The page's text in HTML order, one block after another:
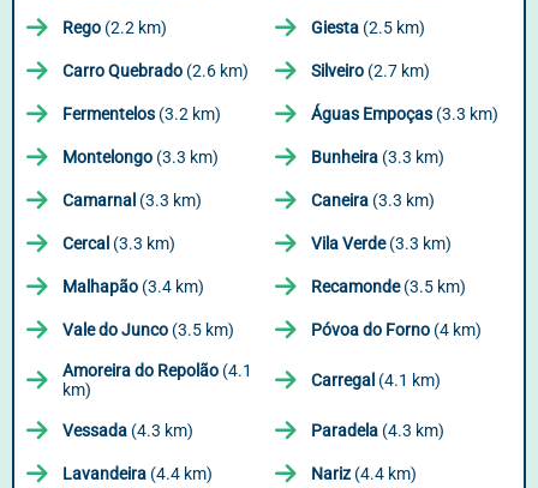
Rego (2.2 km) Giesta (2.5 km)
Carro Quebrado (2.6 km) Silveiro (2.7 km)
Fermentelos (3.2 km) Águas Empoças (3.3 km)
Montelongo (3.3 km) Bunheira (3.3 km)
Camarnal (3.3 km) Caneira (3.3 km)
Cercal (3.3 km) Vila Verde(3.3 km)
Malhapão (3.4 km) Recamonde(3.5 km)
Vale do Junco (3.5 km) Póvoa do Forno (4 km)
Amoreira do Repolão (4.1
km)
Carregal (4.1 km)
Vessada (4.3 km) Paradela (4.3 km)
Lavandeira (4.4 km) Nariz (4.4 km)